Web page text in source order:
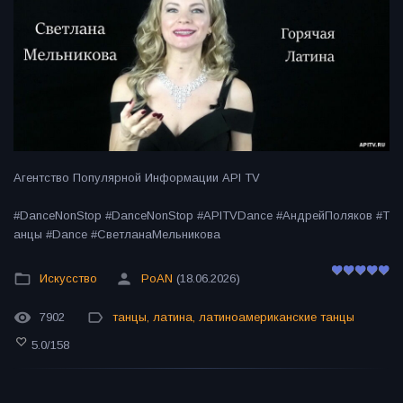
Агентство Популярной Информации API TV
#DanceNonStop #DanceNonStop #APITVDance #АндрейПоляков #Т
анцы #Dance #СветланаМельникова
Искусство PoAN (18.06.2026)
7902 танцы, латина, латиноамериканские танцы
5.0/158